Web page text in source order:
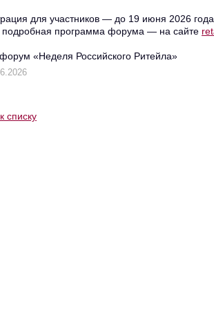
для участников — до 19 июня 2026
подробная программа форума — на сайте
«Неделя Российского Ритейла»
списку